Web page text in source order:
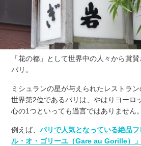
「花の都」として世界中の人々から賞
パリ。
ミシュランの星が与えられたレストラ
世界第2位であるパリは、やはりヨーロ
心の1つといっても過言ではありません。
例えば、パリで人気となっている絶品
ル・オ・ゴリーユ（Gare au Gorille）